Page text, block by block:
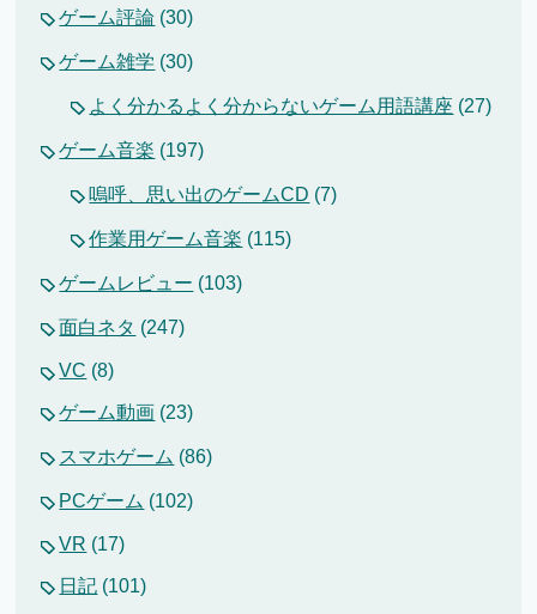
ゲーム評論 (30)
ゲーム雑学 (30)
よく分かるよく分からないゲーム用語講座 (27)
ゲーム音楽 (197)
嗚呼、思い出のゲームCD (7)
作業用ゲーム音楽 (115)
ゲームレビュー (103)
面白ネタ (247)
VC (8)
ゲーム動画 (23)
スマホゲーム (86)
PCゲーム (102)
VR (17)
日記 (101)